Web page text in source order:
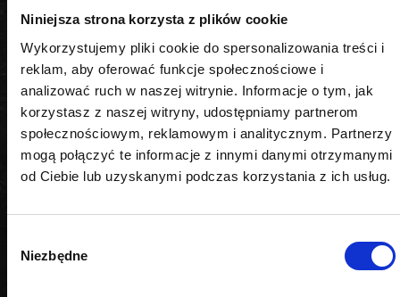
Niniejsza strona korzysta z plików cookie
Wykorzystujemy pliki cookie do spersonalizowania treści i
reklam, aby oferować funkcje społecznościowe i
analizować ruch w naszej witrynie. Informacje o tym, jak
korzystasz z naszej witryny, udostępniamy partnerom
społecznościowym, reklamowym i analitycznym. Partnerzy
mogą połączyć te informacje z innymi danymi otrzymanymi
od Ciebie lub uzyskanymi podczas korzystania z ich usług.
zgody
Niezbędne
6-kątny
Napęd
1/4"
Rozmiar
14 mm